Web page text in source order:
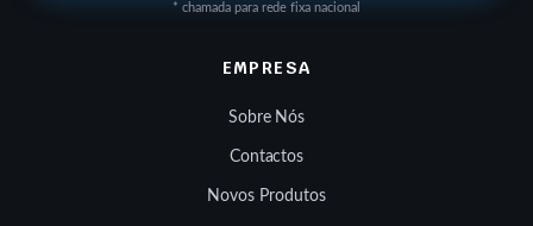
* chamada para rede fixa nacional
EMPRESA
Sobre Nós
Contactos
Novos Produtos